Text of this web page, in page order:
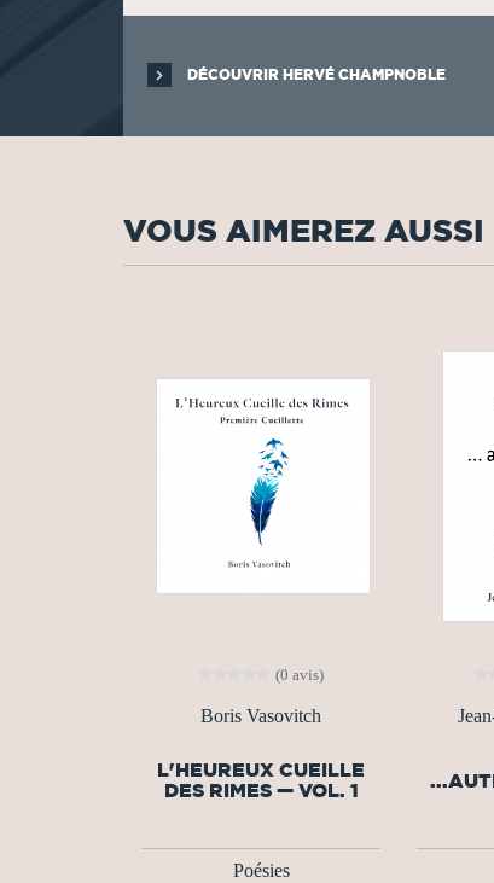
DÉCOUVRIR HERVÉ CHAMPNOBLE
VOUS AIMEREZ AUSSI
(0 avis)
Boris Vasovitch
L'HEUREUX CUEILLE
DES RIMES — VOL. 1
Poésies